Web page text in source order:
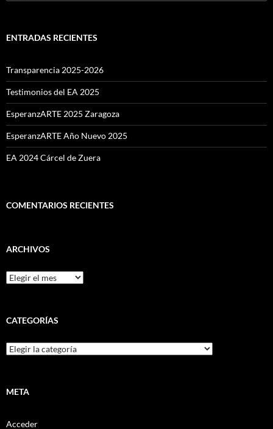
ENTRADAS RECIENTES
Transparencia 2025-2026
Testimonios del EA 2025
EsperanzARTE 2025 Zaragoza
EsperanzARTE Año Nuevo 2025
EA 2024 Cárcel de Zuera
COMENTARIOS RECIENTES
ARCHIVOS
Archivos
CATEGORÍAS
Categorías
META
Acceder